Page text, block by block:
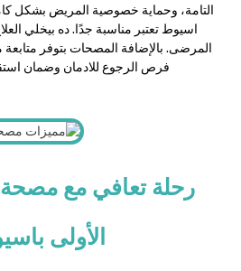
التامة، وحماية خصوصية المريض بشكل
اسيوط تعتبر مناسبة جدًا. ده بيخلي
المرضى. بالإضافة المصحات بتوفر متابعة
فرص الرجوع للادمان وضمان
رحلة تعافي مع مصحة
الأولى